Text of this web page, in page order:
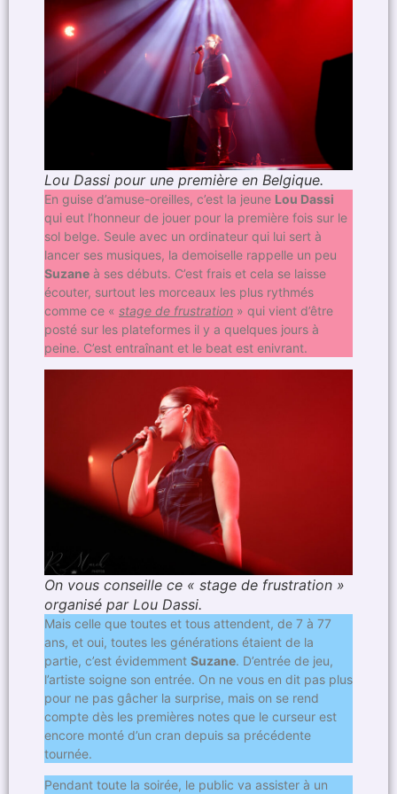
Lou Dassi pour une première en Belgique.
En guise d’amuse-oreilles, c’est la jeune Lou Dassi
qui eut l’honneur de jouer pour la première fois sur le
sol belge. Seule avec un ordinateur qui lui sert à
lancer ses musiques, la demoiselle rappelle un peu
Suzane à ses débuts. C’est frais et cela se laisse
écouter, surtout les morceaux les plus rythmés
comme ce « stage de frustration » qui vient d’être
posté sur les plateformes il y a quelques jours à
peine. C’est entraînant et le beat est enivrant.
On vous conseille ce « stage de frustration »
organisé par Lou Dassi.
Mais celle que toutes et tous attendent, de 7 à 77
ans, et oui, toutes les générations étaient de la
partie, c’est évidemment Suzane. D’entrée de jeu,
l’artiste soigne son entrée. On ne vous en dit pas plus
pour ne pas gâcher la surprise, mais on se rend
compte dès les premières notes que le curseur est
encore monté d’un cran depuis sa précédente
tournée.
Pendant toute la soirée, le public va assister à un